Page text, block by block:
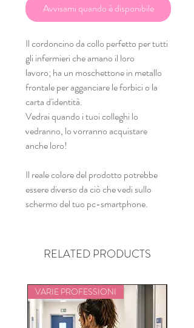
Avvisami quando è disponibile
Il cordoncino da collo perfetto per tutti
gli infermieri che amano il loro
lavoro; ha un moschettone in metallo
frontale per agganciare le forbici o la
carta d'identità.
Vedrai quando i tuoi colleghi lo
vedranno, lo vorranno acquistare
anche loro!
Il reale colore del prodotto potrebbe
essere diverso da ciò che vedi sullo
schermo del tuo pc-smartphone.
RELATED PRODUCTS
VARIE PROFESSIONI